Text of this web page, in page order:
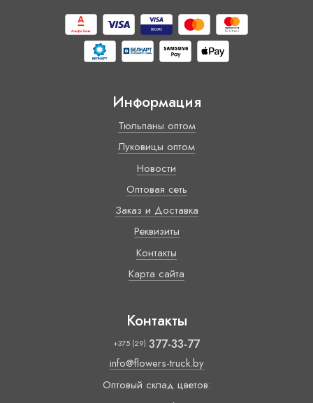
Информация
Тюльпаны оптом
Луковицы оптом
Новости
Оптовая сеть
Заказ и Доставка
Реквизиты
Контакты
Карта сайта
Контакты
+375 (29) 377-33-77
info@flowers-truck.by
Оптовый склад цветов: